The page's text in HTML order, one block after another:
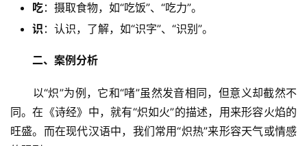
吃：摄取食物，如“吃饭”、“吃力”。
识 ：认识，了解，如“识字”、“识别”。
二、案例分析
以“炽”为例，它和“啫”虽然发音相同，但意义却截然不
同。在《诗经》中，就有“炽如火”的描述，用来形容火焰的
旺盛。而在现代汉语中，我们常用“炽热”来形容天气或情感